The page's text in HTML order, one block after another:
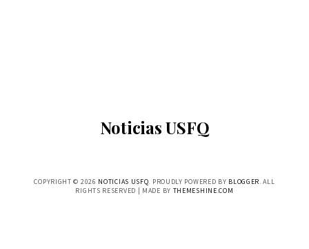
Noticias USFQ
COPYRIGHT © 2026 NOTICIAS USFQ. PROUDLY POWERED BY BLOGGER. ALL
RIGHTS RESERVED | MADE BY THEMESHINE.COM